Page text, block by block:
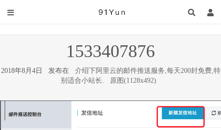
1533407876
2018年8月4日 发布在 介绍下阿里云的邮件推送服务,每天200封免费,特
别适合小站长.
原图(1128x492)